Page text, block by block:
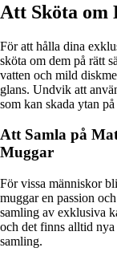
Att Sköta om
För att hålla dina
sköta om dem på rätt
vatten och mild
glans. Undvik att
som kan skada ytan
Att Samla på
Muggar
För vissa människor
muggar en passion
samling av exklusiva
och det finns alltid
samling.